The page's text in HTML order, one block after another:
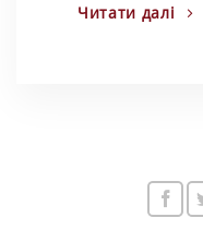
Читати далі